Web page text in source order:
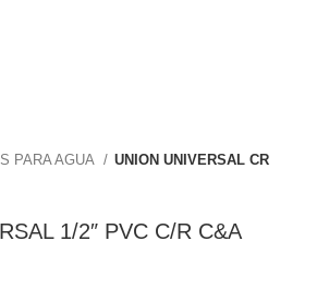
PARA AGUA UNION UNIVERSAL CR
1/2″ PVC C/R C&A